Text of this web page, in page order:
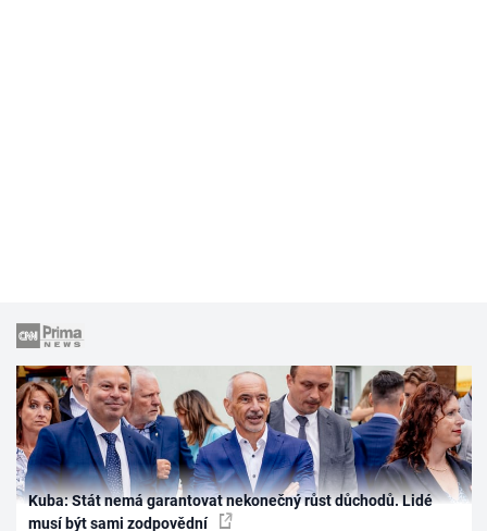
Kuba: Stát nemá garantovat nekonečný růst důchodů. Lidé
musí být sami zodpovědní